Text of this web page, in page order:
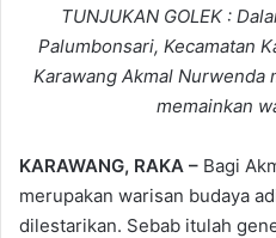
TUNJUKAN GOLEK :
Palumbonsari, Kecamatan
Karawang Akmal Nurwenda
memainkan
KARAWANG, RAKA – Bagi
merupakan warisan budaya
dilestarikan. Sebab itulah